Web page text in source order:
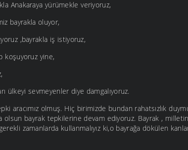
Anakaraya yürümekle veriyoruz,
bayrakla oluyor,
,bayrakla iş istiyoruz,
koşuyoruz yine,
ülkeyi sevmeyenler diye damgalıyoruz.
aracımız olmuş. Hiç birimizde bundan rahatsızlık
bayrak tepkilerine devam ediyoruz. Bayrak ,
zamanlarda kullanmalıyız ki,o bayrağa dökülen